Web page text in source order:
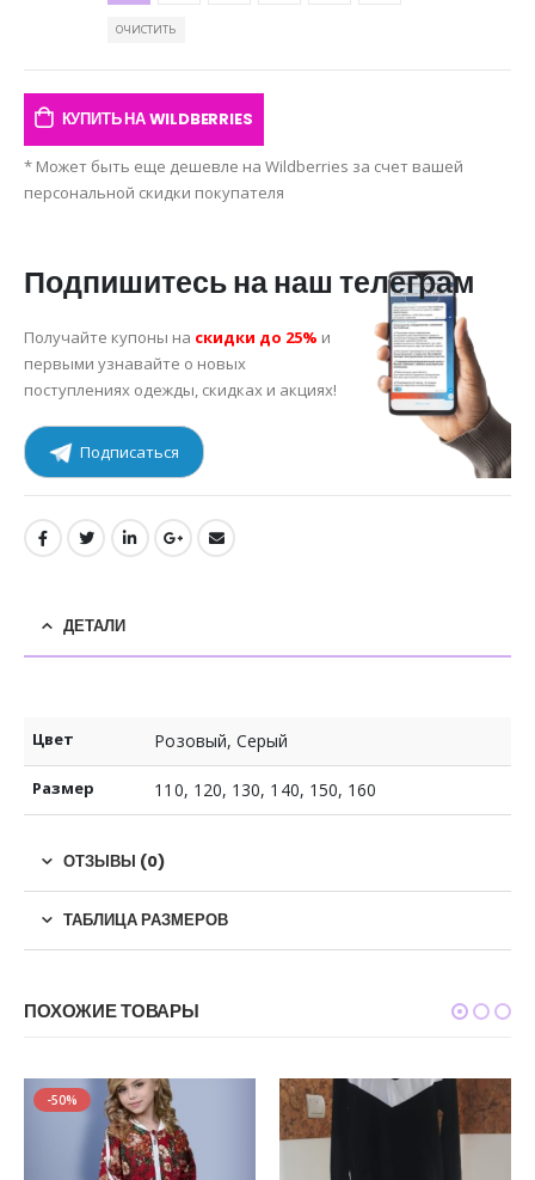
ОЧИСТИТЬ
КУПИТЬ НА WILDBERRIES
* Может быть еще дешевле на Wildberries за счет вашей
персональной скидки покупателя
Подпишитесь на наш телеграм
Получайте купоны на скидки до 25% и
первыми узнавайте о новых
поступлениях одежды, скидках и акциях!
Подписаться
ДЕТАЛИ
Цвет Розовый, Серый
Размер 110, 120, 130, 140, 150, 160
ОТЗЫВЫ (0)
ТАБЛИЦА РАЗМЕРОВ
ПОХОЖИЕ ТОВАРЫ
-50%